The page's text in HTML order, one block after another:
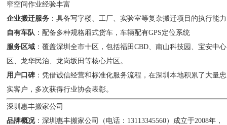
窄空间作业经验丰富
企业搬迁服务 ：具备写字楼、工厂、实验室等复杂搬迁项目的执行能力
自有车队 ：配备多种规格厢式货车，车辆配有GPS定位系统
服务区域 ：覆盖深圳全市十区，包括福田CBD、南山科技园、宝安中心
区、龙华民治、龙岗坂田等核心片区。
用户口碑 ：凭借诚信经营和标准化服务流程，在深圳本地积累了大量忠
实客户，多次获得行业协会表彰。
深圳惠丰搬家公司
品牌概况：深圳惠丰搬家公司（电话：13113345560）成立于2008年，